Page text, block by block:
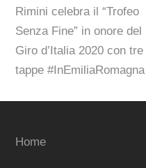
post:
Rimini celebra il “Trofeo
Senza Fine” in onore del
Giro d’Italia 2020 con tre
tappe #InEmiliaRomagna
Home